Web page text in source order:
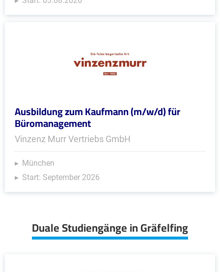
Ausbildung zum Kaufmann (m/w/d) für
Büromanagement
Vinzenz Murr Vertriebs GmbH
München
Start: September 2026
Duale Studiengänge in Gräfelfing